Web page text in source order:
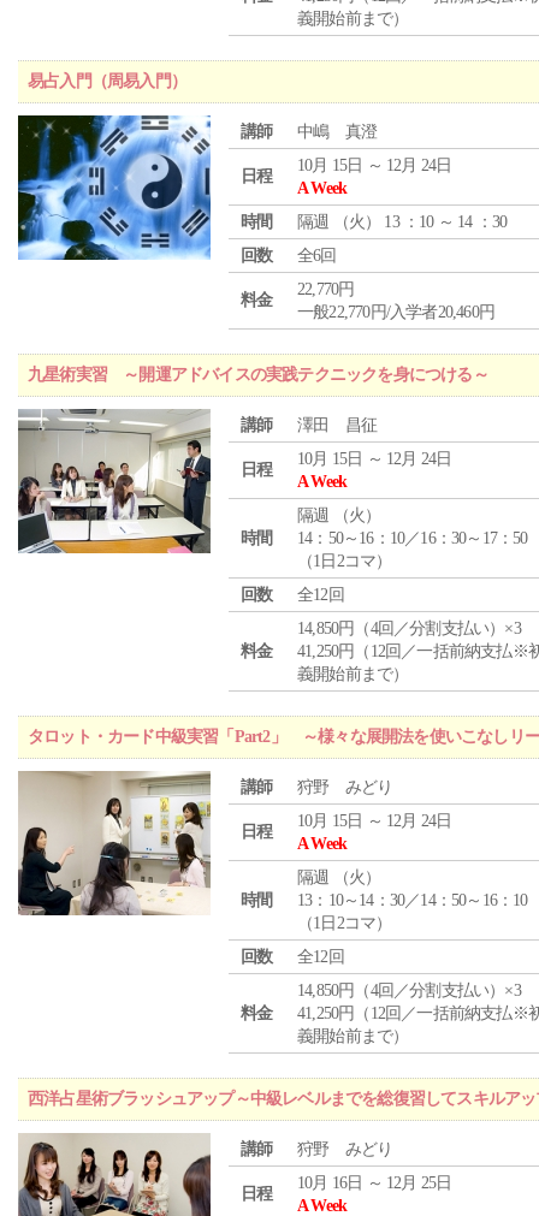
義開始前まで）
易占入門（周易入門）
講師 中嶋 真澄
日程
10月 15日 ～ 12月 24日
A Week
時間
隔週 （火 ） 13 ：10 ～ 14 ：30
回数
全6回
料金
22,770円
一般22,770円/入学者20,460円
九星術実習 ～開運アドバイスの実践テクニックを身につける～
講師 澤田 昌征
日程
10月 15日 ～ 12月 24日
A Week
時間
隔週 （火 ）
14：50～16：10／16：30～17：50
（1日2コマ）
回数
全12回
料金
14,850円（4回／分割支払い）×3
41,250円（12回／一括前納支払※
義開始前まで）
タロット・カード中級実習「Part2」 ～様々な展開法を使いこなしリ
講師 狩野 みどり
日程
10月 15日 ～ 12月 24日
A Week
時間
隔週 （火 ）
13：10～14：30／14：50～16：10
（1日2コマ）
回数
全12回
料金
14,850円（4回／分割支払い）×3
41,250円（12回／一括前納支払※
義開始前まで）
西洋占星術ブラッシュアップ～中級レベルまでを総復習してスキルア
講師 狩野 みどり
日程
10月 16日 ～ 12月 25日
A Week